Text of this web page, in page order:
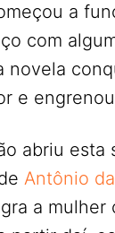
a
com
novela
e
abriu esta
Antônio
a mulher